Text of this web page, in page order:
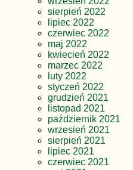
sierpień 2022
lipiec 2022
czerwiec 2022
maj 2022
kwiecień 2022
marzec 2022
luty 2022
styczeń 2022
grudzień 2021
listopad 2021
październik 2021
wrzesień 2021
sierpień 2021
lipiec 2021
czerwiec 2021